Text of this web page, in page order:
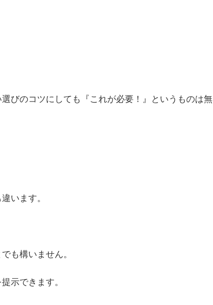
びのコツにしても『これが必要！』というものは無
います。
も構いません。
示できます。